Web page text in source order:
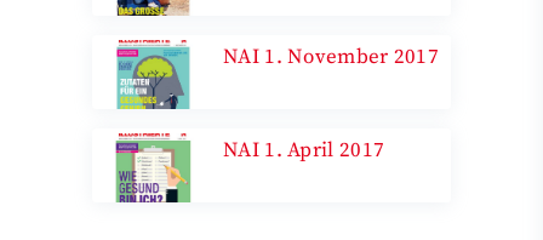
NAI 1. November 2017
NAI 1. April 2017